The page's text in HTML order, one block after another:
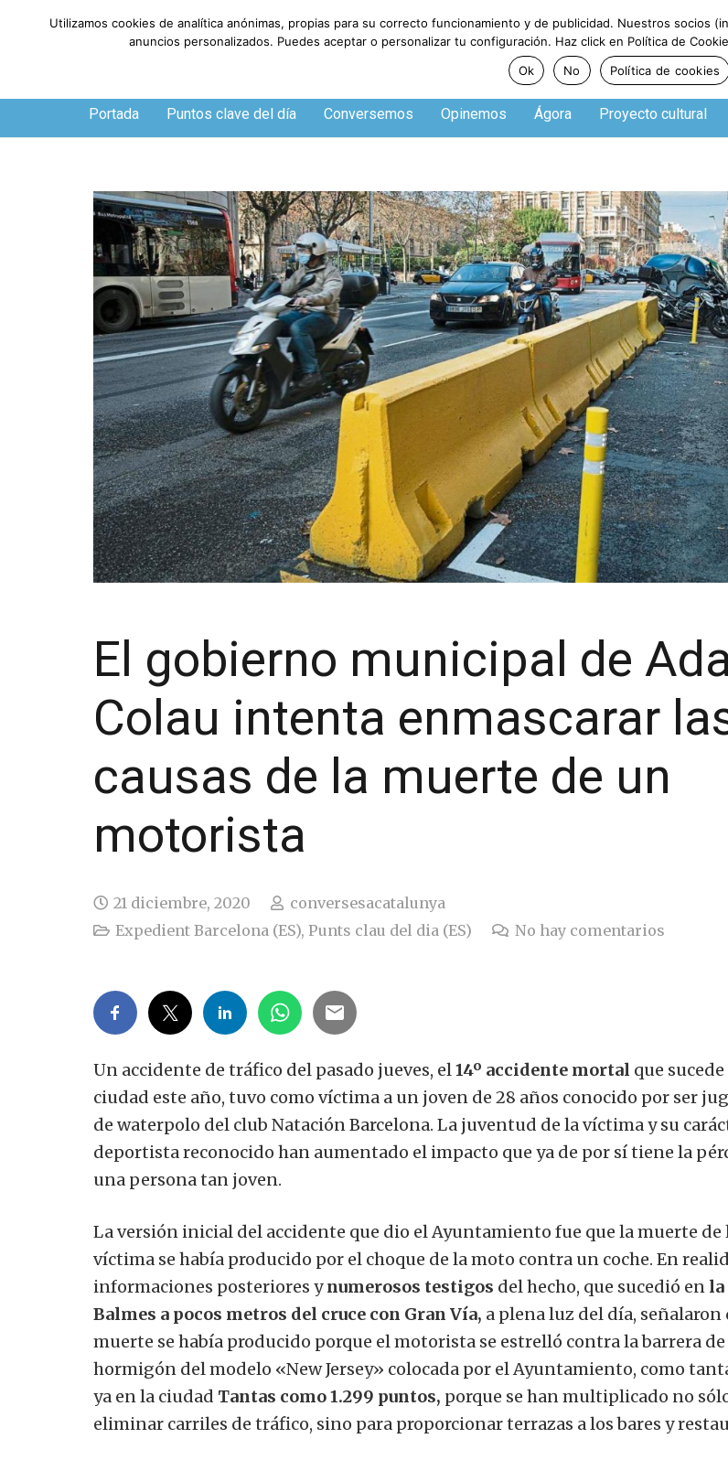
Viernes, 7 de agosto de 2026
Portada Puntos clave del día Conversemos Opinemos Ágora Proyecto cultural
El gobierno municipal de
Colau intenta enmascarar
causas de la muerte de un
motorista
21 diciembre, 2020
conversesacatalunya
Expedient Barcelona (ES),Punts clau del dia (ES) No hay comentarios
Un accidente de tráfico del pasado jueves, el14º accidente mortal que
ciudad este año, tuvo como víctima a un joven de 28 años conocido por ser
de waterpolo del club Natación Barcelona. La juventud de la víctima y su
deportista reconocido han aumentado el impacto que ya de por sí tiene la
una persona tan joven.
La versión inicial del accidente que dio el Ayuntamiento fue que la muerte de
víctima se había producido por el choque de la moto contra un coche. En
informaciones posteriores ynumerosos testigos del hecho, que sucedió en la
Balmes a pocos metros del cruce con Gran Vía, a plena luz del día, señalaron
muerte se había producido porque el motorista se estrelló contra la barrera de
hormigón del modelo «New Jersey» colocada por el Ayuntamiento, como
ya en la ciudad Tantas como 1.299 puntos, porque se han multiplicado no
eliminar carriles de tráfico, sino para proporcionar terrazas a los bares y
Utilizamos cookies de analítica anónimas, propias para su correcto funcionamiento y de publicidad. Nuestros socios
anuncios personalizados. Puedes aceptar o personalizar tu configuración. Haz click en Política de
Ok
No Política de cookies